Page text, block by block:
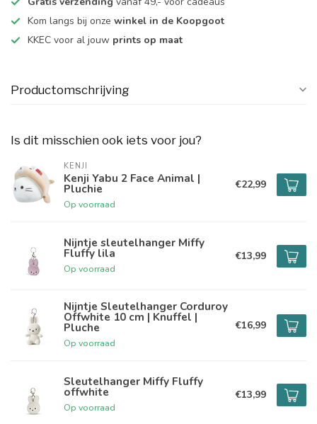
Kom langs bij onze winkel in de Koopgoot
KKEC voor al jouw prints op maat
Productomschrijving
Is dit misschien ook iets voor jou?
KENJI
Kenji Yabu 2 Face Animal |
Pluchie
Op voorraad
€22,99
Nijntje sleutelhanger Miffy
Fluffy lila
Op voorraad
€13,99
Nijntje Sleutelhanger Corduroy
Offwhite 10 cm | Knuffel |
Pluche
Op voorraad
€16,99
Sleutelhanger Miffy Fluffy
offwhite
Op voorraad
€13,99